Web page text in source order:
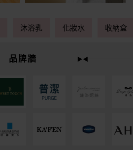
沐浴乳 化妝水 收納盒
品牌牆